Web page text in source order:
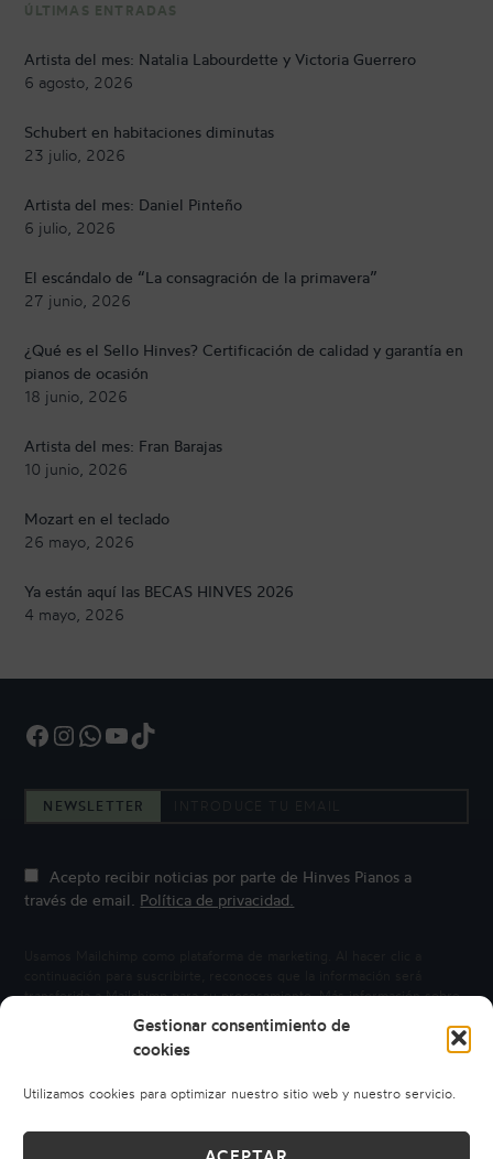
Gestionar consentimiento de
cookies
Utilizamos cookies para optimizar nuestro sitio web y nuestro servicio.
ÚLTIMAS ENTRADAS
Artista del mes: Natalia Labourdette y Victoria Guerrero
6 agosto, 2026
Schubert en habitaciones diminutas
23 julio, 2026
Artista del mes: Daniel Pinteño
6 julio, 2026
El escándalo de “La consagración de la primavera”
27 junio, 2026
¿Qué es el Sello Hinves? Certificación de calidad y garantía en
pianos de ocasión
18 junio, 2026
Artista del mes: Fran Barajas
10 junio, 2026
Mozart en el teclado
26 mayo, 2026
Ya están aquí las BECAS HINVES 2026
4 mayo, 2026
Facebook InstagramWhatsApp YouTube TikTok
NEWSLETTER
Acepto recibir noticias por parte de Hinves Pianos a
través de email. Política de privacidad.
transferida a Mailchimp para su procesamiento.Más información sobre